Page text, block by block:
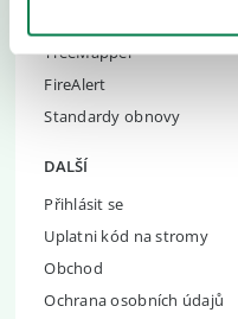
TreeMapper
FireAlert
Standardy obnovy
DALŠÍ
Přihlásit se
Uplatni kód na stromy
Obchod
Ochrana osobních údajů